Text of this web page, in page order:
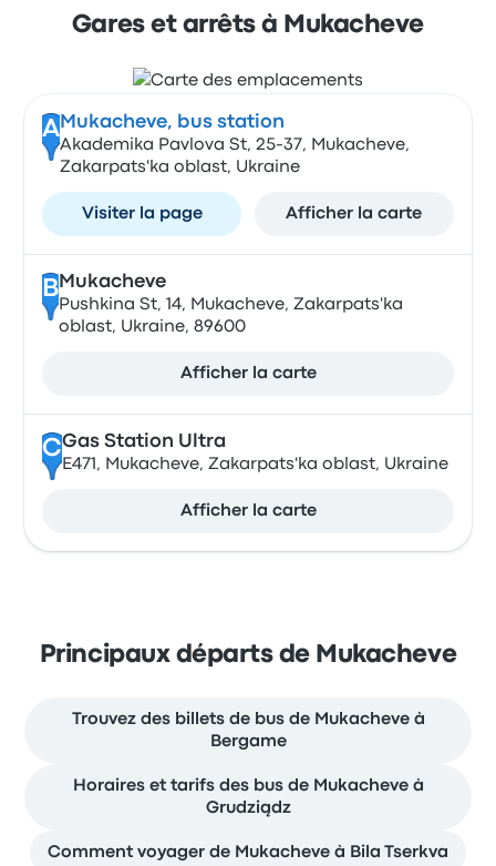
Gares et arrêts à Mukacheve
A Mukacheve, bus station
Akademika Pavlova St, 25-37, Mukacheve,
Zakarpats'ka oblast, Ukraine
Visiter la page Afficher la carte
B Mukacheve
Pushkina St, 14, Mukacheve, Zakarpats'ka
oblast, Ukraine, 89600
Afficher la carte
CGas Station Ultra
E471, Mukacheve, Zakarpats'ka oblast, Ukraine
Afficher la carte
Principaux départs de Mukacheve
Trouvez des billets de bus de Mukacheve à
Bergame
Horaires et tarifs des bus de Mukacheve à
Grudziądz
Comment voyager de Mukacheve à Bila Tserkva